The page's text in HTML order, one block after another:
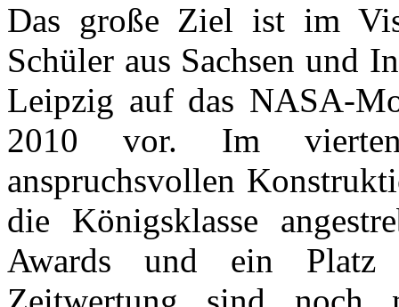
Das große Ziel ist im
Schüler aus Sachsen und
Leipzig auf das NASA-
2010 vor. Im vierten
anspruchsvollen
die Königsklasse
Awards und ein Platz